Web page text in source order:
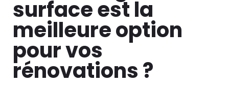
surface est la
meilleure option
pour vos
rénovations ?